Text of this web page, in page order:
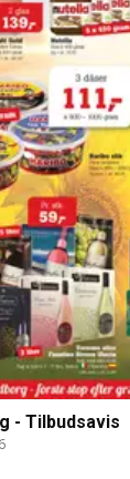
- Tilbudsavis